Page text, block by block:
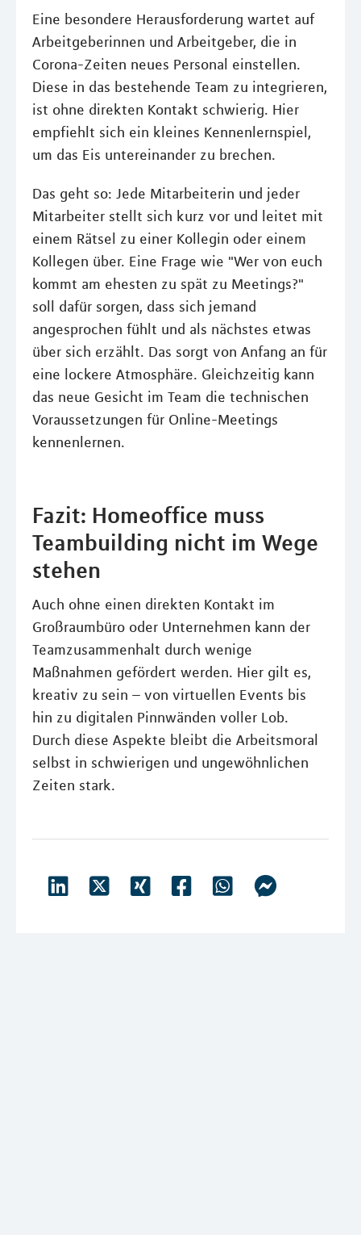
Eine besondere Herausforderung wartet auf
Arbeitgeberinnen und Arbeitgeber, die in
Corona-Zeiten neues Personal einstellen.
Diese in das bestehende Team zu integrieren,
ist ohne direkten Kontakt schwierig. Hier
empfiehlt sich ein kleines Kennenlernspiel,
um das Eis untereinander zu brechen.
Das geht so: Jede Mitarbeiterin und jeder
Mitarbeiter stellt sich kurz vor und leitet mit
einem Rätsel zu einer Kollegin oder einem
Kollegen über. Eine Frage wie "Wer von euch
kommt am ehesten zu spät zu Meetings?"
soll dafür sorgen, dass sich jemand
angesprochen fühlt und als nächstes etwas
über sich erzählt. Das sorgt von Anfang an für
eine lockere Atmosphäre. Gleichzeitig kann
das neue Gesicht im Team die technischen
Voraussetzungen für Online-Meetings
kennenlernen.
Fazit: Homeoffice muss
Teambuilding nicht im Wege
stehen
Auch ohne einen direkten Kontakt im
Großraumbüro oder Unternehmen kann der
Teamzusammenhalt durch wenige
Maßnahmen gefördert werden. Hier gilt es,
kreativ zu sein – von virtuellen Events bis
hin zu digitalen Pinnwänden voller Lob.
Durch diese Aspekte bleibt die Arbeitsmoral
selbst in schwierigen und ungewöhnlichen
Zeiten stark.